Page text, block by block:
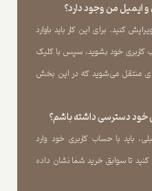
ایمیل من وجود دارد؟
کنید. برای این کار باید باوارد
کاربری خود بشوید، سپس با کلیک
منتقل می‏‌شوید که در این بخش
خود دسترسی داشته باشم؟
باید با حساب کاربری خود وارد
تا سوابق خرید شما نشان داده